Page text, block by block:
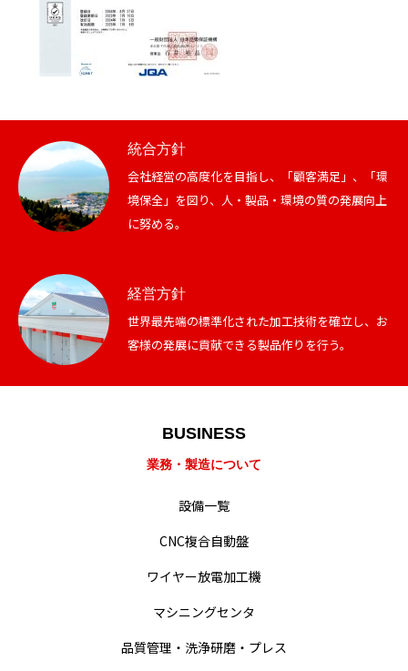
業務・製造紹介
難削材への取り組み
統合方針
会社経営の高度化を目指し、「顧客満足」、「環
境保全」を図り、人・製品・環境の質の発展向上
に努める。
経営方針
世界最先端の標準化された加工技術を確立し、お
客様の発展に貢献できる製品作りを行う。
BUSINESS
業務・製造について
設備一覧
CNC複合自動盤
ワイヤー放電加工機
マシニングセンタ
品質管理・洗浄研磨・プレス